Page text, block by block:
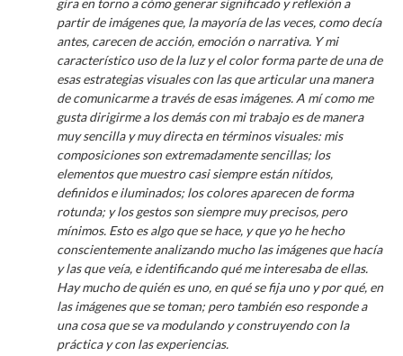
gira en torno a cómo generar significado y reflexión a
partir de imágenes que, la mayoría de las veces, como decía
antes, carecen de acción, emoción o narrativa. Y mi
característico uso de la luz y el color forma parte de una de
esas estrategias visuales con las que articular una manera
de comunicarme a través de esas imágenes. A mí como me
gusta dirigirme a los demás con mi trabajo es de manera
muy sencilla y muy directa en términos visuales: mis
composiciones son extremadamente sencillas; los
elementos que muestro casi siempre están nítidos,
definidos e iluminados; los colores aparecen de forma
rotunda; y los gestos son siempre muy precisos, pero
mínimos. Esto es algo que se hace, y que yo he hecho
conscientemente analizando mucho las imágenes que hacía
y las que veía, e identificando qué me interesaba de ellas.
Hay mucho de quién es uno, en qué se fija uno y por qué, en
las imágenes que se toman; pero también eso responde a
una cosa que se va modulando y construyendo con la
práctica y con las experiencias.